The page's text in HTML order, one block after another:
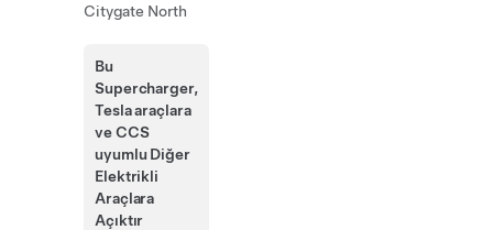
Citygate North
Bu
Supercharger,
Tesla araçlara
ve CCS
uyumlu Diğer
Elektrikli
Araçlara
Açıktır